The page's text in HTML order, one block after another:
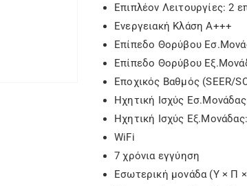
Επιπλέον Λειτουργίες: 2
Ενεργειακή Κλάση Α+++
Επίπεδο Θορύβου
Επίπεδο Θορύβου
Εποχικός Βαθμός (SEER/
Ηχητική Ισχύς
Ηχητική Ισχύς
WiFi
7 χρόνια εγγύηση
Εσωτερική μονάδα (Υ × Π